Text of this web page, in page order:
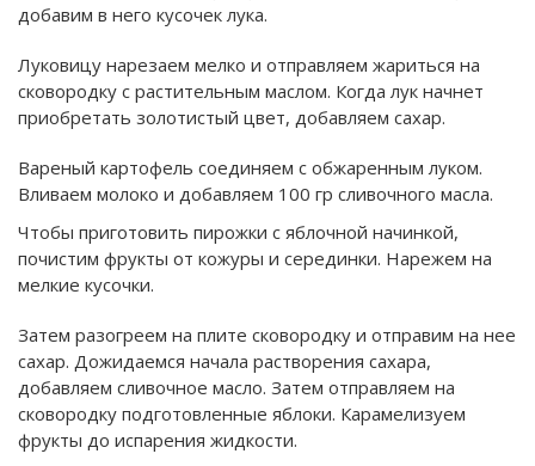
добавим в него кусочек лука.
Луковицу нарезаем мелко и отправляем жариться на
сковородку с растительным маслом. Когда лук начнет
приобретать золотистый цвет, добавляем сахар.
Вареный картофель соединяем с обжаренным луком.
Вливаем молоко и добавляем 100 гр сливочного масла.
Чтобы приготовить пирожки с яблочной начинкой,
почистим фрукты от кожуры и серединки. Нарежем на
мелкие кусочки.
Затем разогреем на плите сковородку и отправим на нее
сахар. Дожидаемся начала растворения сахара,
добавляем сливочное масло. Затем отправляем на
сковородку подготовленные яблоки. Карамелизуем
фрукты до испарения жидкости.